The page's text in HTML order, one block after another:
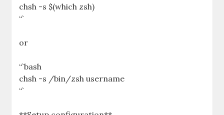
chsh -s $(which zsh)
“`
or
“`bash
chsh -s /bin/zsh username
“`